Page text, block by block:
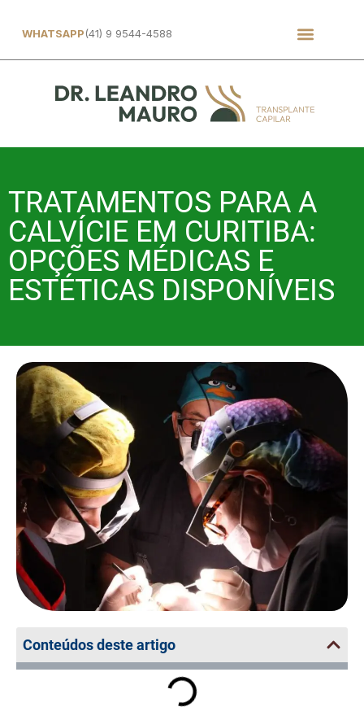
WHATSAPP(41) 9 9544-4588
TRATAMENTOS PARA A
CALVÍCIE EM CURITIBA:
OPÇÕES MÉDICAS E
ESTÉTICAS DISPONÍVEIS
Conteúdos deste artigo